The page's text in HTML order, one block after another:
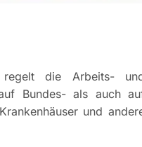
die Arbeits-
Bundes- als auch
und